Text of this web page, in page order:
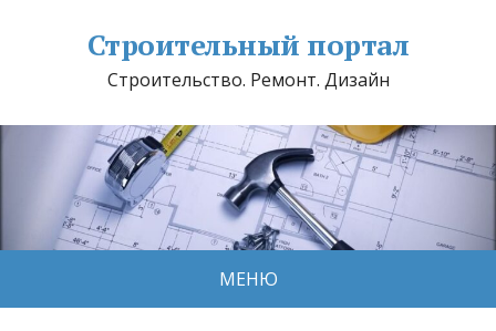
Строительный портал
Строительство. Ремонт. Дизайн
МЕНЮ